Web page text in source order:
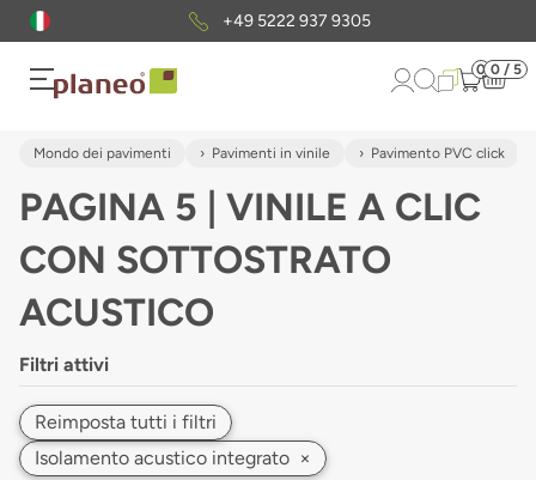
Pacchetto di campionigratuiti
0 0 / 5
Mondo dei pavimenti Pavimenti in vinile Pavimento PVC click
PAGINA 5 | VINILE A CLIC
CON SOTTOSTRATO
ACUSTICO
Filtri attivi
Reimposta tutti i filtri
Isolamento acustico integrato ×